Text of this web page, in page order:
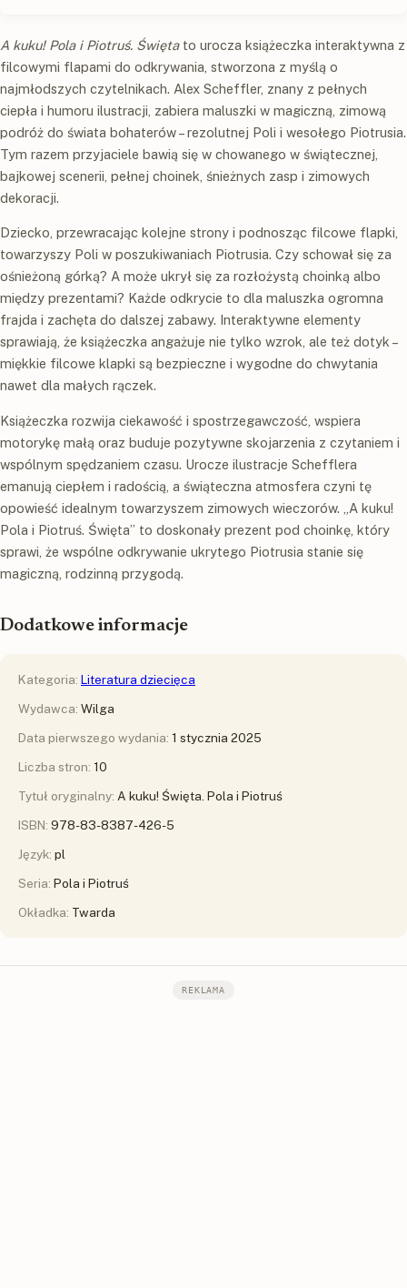
A kuku! Pola i Piotruś. Święta to urocza książeczka interaktywna z
filcowymi flapami do odkrywania, stworzona z myślą o
najmłodszych czytelnikach. Alex Scheffler, znany z pełnych
ciepła i humoru ilustracji, zabiera maluszki w magiczną, zimową
podróż do świata bohaterów – rezolutnej Poli i wesołego Piotrusia.
Tym razem przyjaciele bawią się w chowanego w świątecznej,
bajkowej scenerii, pełnej choinek, śnieżnych zasp i zimowych
dekoracji.
Dziecko, przewracając kolejne strony i podnosząc filcowe flapki,
towarzyszy Poli w poszukiwaniach Piotrusia. Czy schował się za
ośnieżoną górką? A może ukrył się za rozłożystą choinką albo
między prezentami? Każde odkrycie to dla maluszka ogromna
frajda i zachęta do dalszej zabawy. Interaktywne elementy
sprawiają, że książeczka angażuje nie tylko wzrok, ale też dotyk –
miękkie filcowe klapki są bezpieczne i wygodne do chwytania
nawet dla małych rączek.
Książeczka rozwija ciekawość i spostrzegawczość, wspiera
motorykę małą oraz buduje pozytywne skojarzenia z czytaniem i
wspólnym spędzaniem czasu. Urocze ilustracje Schefflera
emanują ciepłem i radością, a świąteczna atmosfera czyni tę
opowieść idealnym towarzyszem zimowych wieczorów. „A kuku!
Pola i Piotruś. Święta” to doskonały prezent pod choinkę, który
sprawi, że wspólne odkrywanie ukrytego Piotrusia stanie się
magiczną, rodzinną przygodą.
Dodatkowe informacje
Kategoria: Literatura dziecięca
Wydawca: Wilga
Data pierwszego wydania: 1 stycznia 2025
Liczba stron: 10
Tytuł oryginalny: A kuku! Święta. Pola i Piotruś
ISBN: 978-83-8387-426-5
Język: pl
Seria: Pola i Piotruś
Okładka: Twarda
REKLAMA